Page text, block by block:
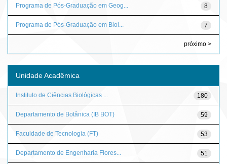
8
Programa de Pós-Graduação em Geog...
7
Programa de Pós-Graduação em Biol...
próximo >
Unidade Acadêmica
180
Instituto de Ciências Biológicas ...
59
Departamento de Botânica (IB BOT)
53
Faculdade de Tecnologia (FT)
51
Departamento de Engenharia Flores...